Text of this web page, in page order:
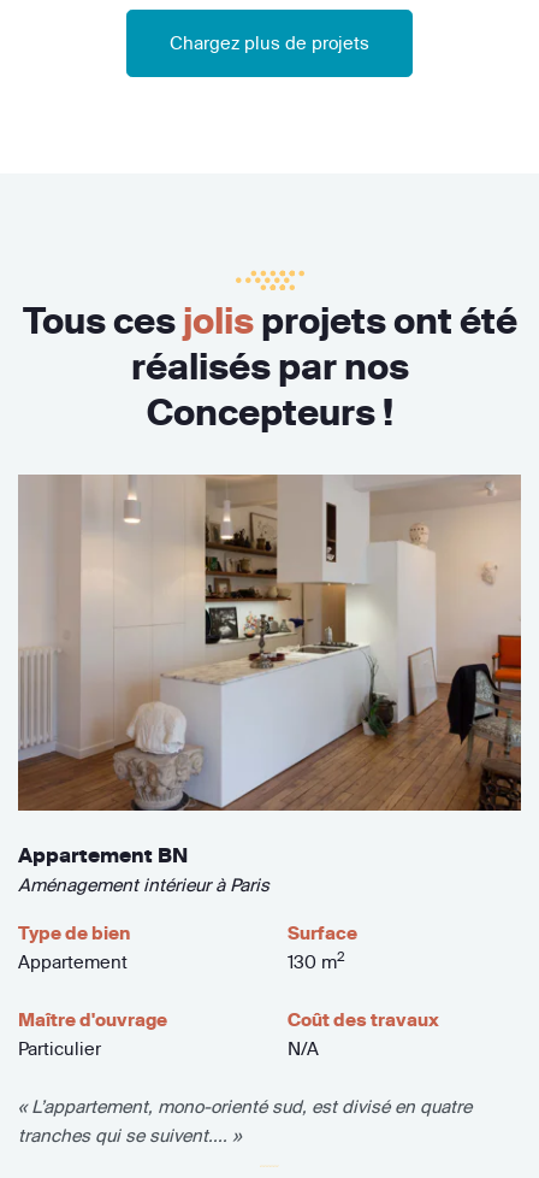
Chargez plus de projets
Tous cesjolisprojets ont été
réalisés par nos
Concepteurs !
Appartement BN
Aménagement intérieur à Paris
Type de bien
Appartement
Surface
130 m2
Maître d'ouvrage
Particulier
Coût des travaux
N/A
« L’appartement, mono-orienté sud, est divisé en quatre
tranches qui se suivent.... »